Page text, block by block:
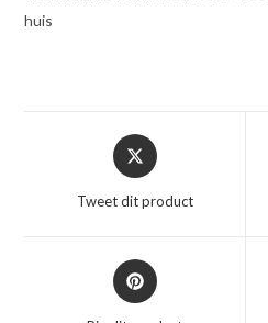
huis
Opent
in
nieuw
Tweet dit product
Opent
in